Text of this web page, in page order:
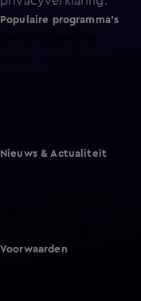
Populaire programma's
Nieuws & Actualiteit
Voorwaarden